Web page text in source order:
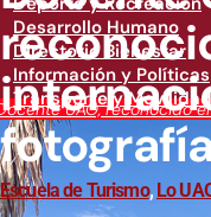
Desarrollo Humano
Directorio Bienestar
Información y Políticas
Transporte y Movilidad
UAO, reconocido
Escuela de Turismo, Lo